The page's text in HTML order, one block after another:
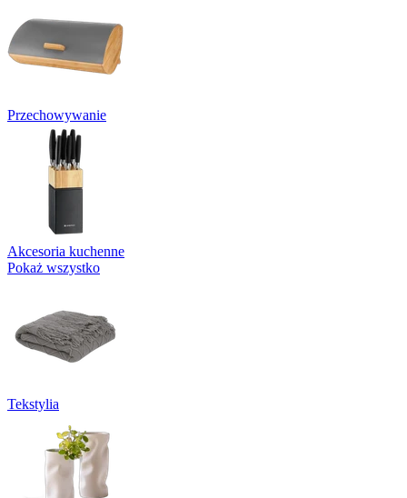
Przechowywanie
Akcesoria kuchenne
Pokaż wszystko
Tekstylia